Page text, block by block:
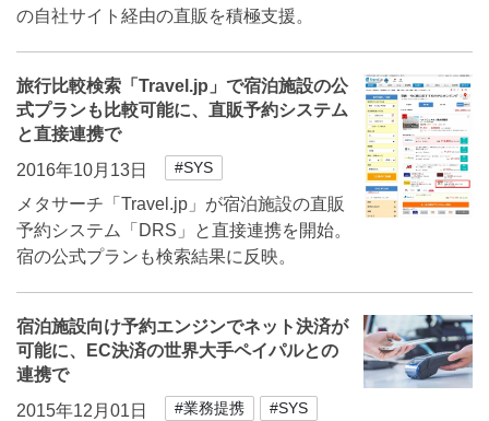
の自社サイト経由の直販を積極支援。
旅行比較検索「Travel.jp」で宿泊施設の公
式プランも比較可能に、直販予約システム
と直接連携で
2016年10月13日
#SYS
メタサーチ「Travel.jp」が宿泊施設の直販
予約システム「DRS」と直接連携を開始。
宿の公式プランも検索結果に反映。
宿泊施設向け予約エンジンでネット決済が
可能に、EC決済の世界大手ペイパルとの
連携で
2015年12月01日
#業務提携 #SYS